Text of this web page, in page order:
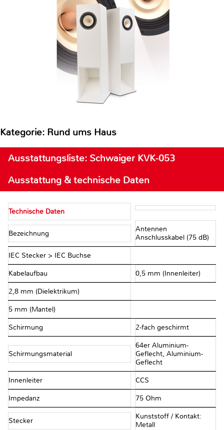
Kategorie: Rund ums Haus
Ausstattungsliste: Schwaiger KVK-053
Ausstattung & technische Daten
Technische Daten
Bezeichnung
Antennen
Anschlusskabel (75 dB)
IEC Stecker > IEC Buchse
Kabelaufbau 0,5 mm (Innenleiter)
2,8 mm (Dielektrikum)
5 mm (Mantel)
Schirmung 2-fach geschirmt
Schirmungsmaterial
64er Aluminium-
Geflecht, Aluminium-
Geflecht
Innenleiter CCS
Impedanz 75 Ohm
Stecker
Kunststoff / Kontakt:
Metall